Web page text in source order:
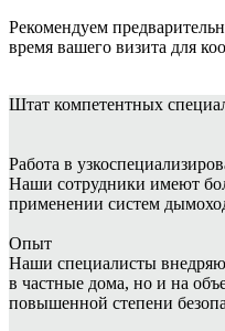
Рекомендуем
время вашего визита для
Штат компетентных
Работа в
Наши сотрудники имеют
применении систем
Опыт
Наши специалисты
в частные дома, но и на
повышенной степени